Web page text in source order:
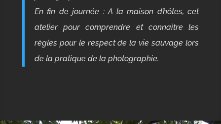
En fin de journée : A la maison d’hôtes, cet
atelier pourcomprendre et connaitre les
règles pour le respect de la vie sauvage lors
de la pratique de la photographie.